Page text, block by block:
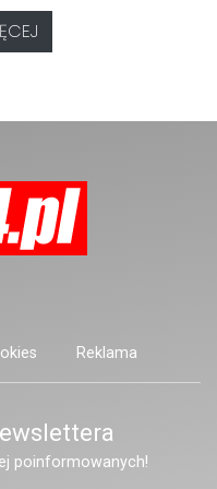
który może
Reklama
poinformowanych!